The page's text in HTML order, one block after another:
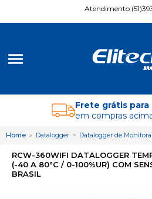
Atendimento
menu
Frete grátis
em compras
Home Datalogger Datalogger de
RCW-360WIFI DATALOGGER
(-40 A 80°C / 0-100%UR) COM
BRASIL